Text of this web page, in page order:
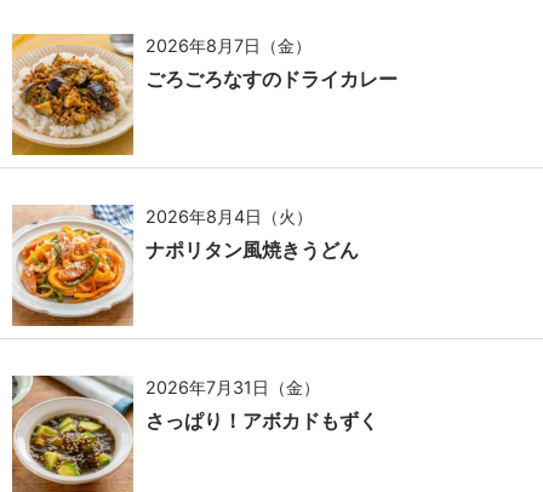
2026年8月7日（金）
ごろごろなすのドライカレー
2026年8月4日（火）
ナポリタン風焼きうどん
2026年7月31日（金）
さっぱり！アボカドもずく